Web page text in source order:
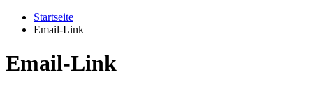
Startseite
Email-Link
Email-Link